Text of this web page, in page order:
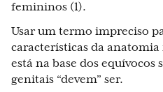
femininos (1).
Usar um termo impreciso
características da
está na base dos equívocos
genitais “devem” ser.